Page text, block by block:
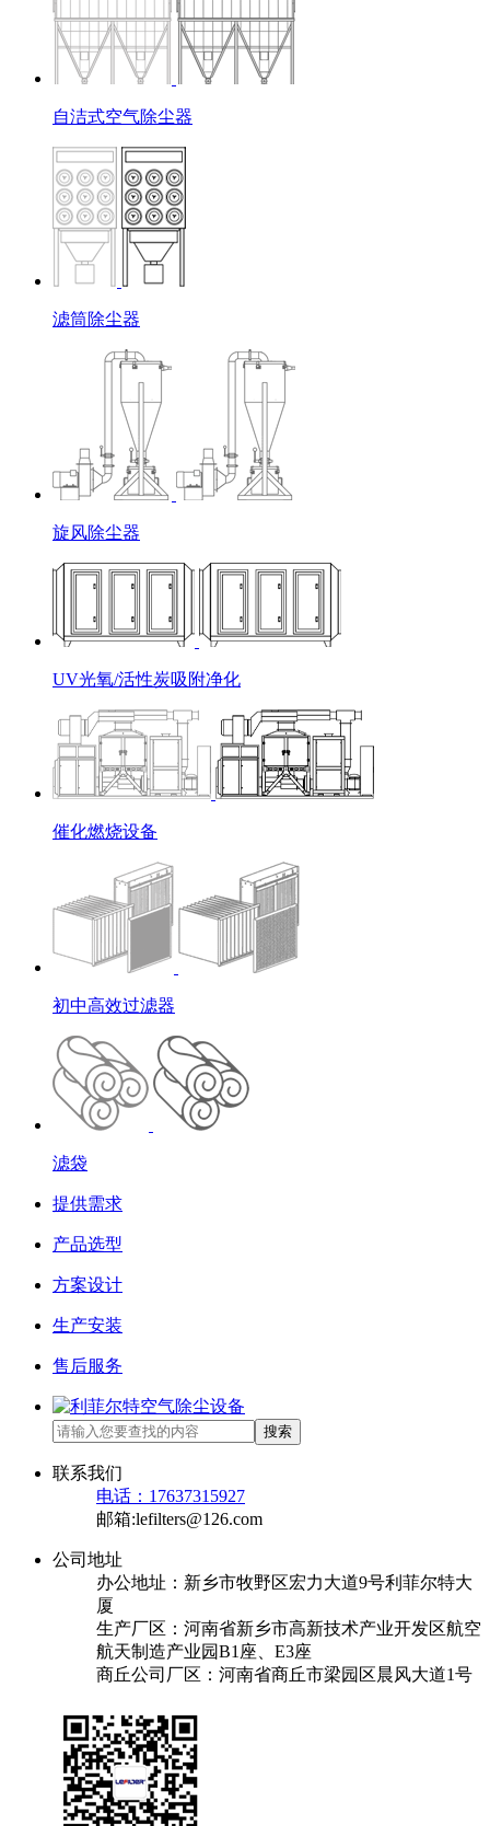
自洁式空气除尘器
滤筒除尘器
旋风除尘器
UV光氧/活性炭吸附净化
催化燃烧设备
初中高效过滤器
滤袋
提供需求
产品选型
方案设计
生产安装
售后服务
搜索
联系我们
电话：17637315927
邮箱:lefilters@126.com
公司地址
办公地址：新乡市牧野区宏力大道9号利菲尔特大
厦
生产厂区：河南省新乡市高新技术产业开发区航空
航天制造产业园B1座、E3座
商丘公司厂区：河南省商丘市梁园区晨风大道1号